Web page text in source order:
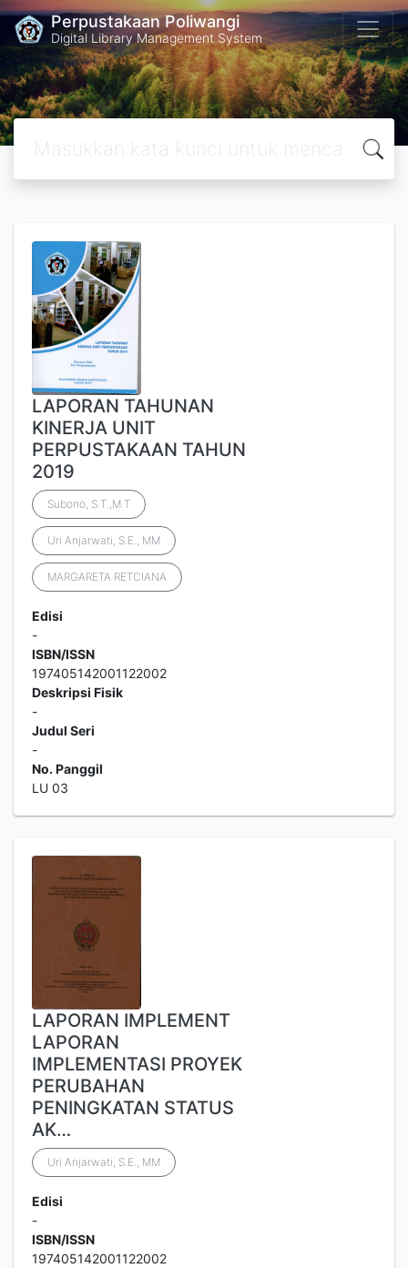
Perpustakaan Poliwangi
Digital Library Management System
LAPORAN TAHUNAN
KINERJA UNIT
PERPUSTAKAAN TAHUN
2019
Subono, S.T.,M.T
Uri Anjarwati, S.E., MM
MARGARETA RETCIANA
Edisi
-
ISBN/ISSN
197405142001122002
Deskripsi Fisik
-
Judul Seri
-
No. Panggil
LU 03
LAPORAN IMPLEMENT
LAPORAN
IMPLEMENTASI PROYEK
PERUBAHAN
PENINGKATAN STATUS
AK…
Uri Anjarwati, S.E., MM
Edisi
-
ISBN/ISSN
197405142001122002